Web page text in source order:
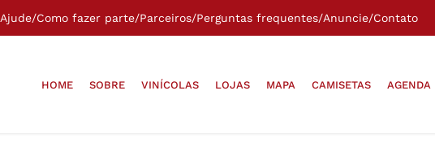
Ajude/Como fazer parte/Parceiros/Perguntas frequentes/Anuncie/Contato
HOME SOBRE VINÍCOLAS LOJAS MAPA CAMISETAS AGENDA